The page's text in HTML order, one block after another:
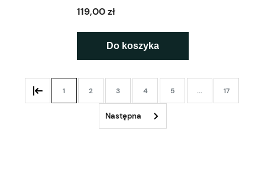
119,00 zł
Do koszyka
1 2 3 4 5 ... 17